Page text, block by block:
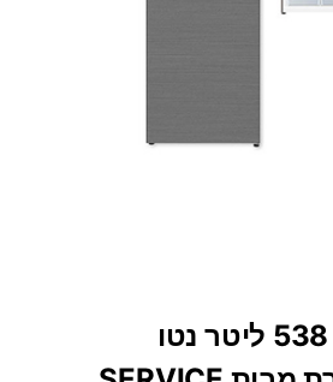
מקרר 2 דלתות 538 ליטר נטו